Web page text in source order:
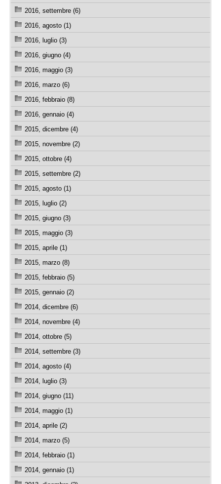
2016, settembre (6)
2016, agosto (1)
2016, luglio (3)
2016, giugno (4)
2016, maggio (3)
2016, marzo (6)
2016, febbraio (8)
2016, gennaio (4)
2015, dicembre (4)
2015, novembre (2)
2015, ottobre (4)
2015, settembre (2)
2015, agosto (1)
2015, luglio (2)
2015, giugno (3)
2015, maggio (3)
2015, aprile (1)
2015, marzo (8)
2015, febbraio (5)
2015, gennaio (2)
2014, dicembre (6)
2014, novembre (4)
2014, ottobre (5)
2014, settembre (3)
2014, agosto (4)
2014, luglio (3)
2014, giugno (11)
2014, maggio (1)
2014, aprile (2)
2014, marzo (5)
2014, febbraio (1)
2014, gennaio (1)